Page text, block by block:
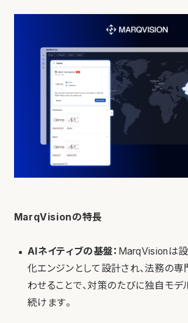
MarqVisionの特長
AIネイティブの基盤： MarqVisionは
化エンジンとして設計され、法務の
わせることで、対策のたびに独自モデ
続けます。